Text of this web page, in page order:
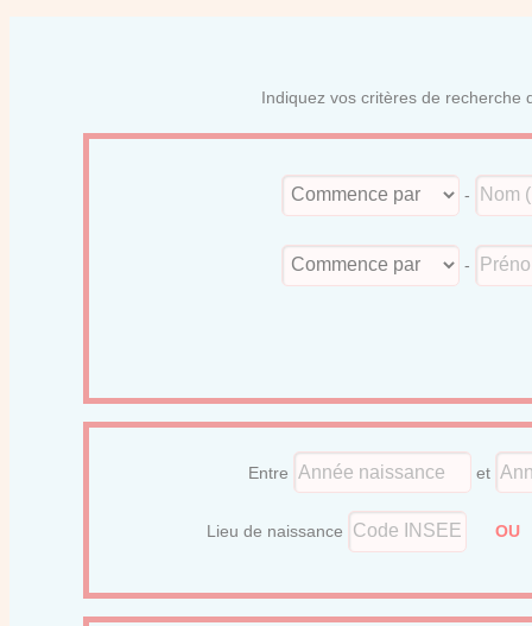
Indiquez vos critères de recherche
-
-
Entre et
Lieu de naissance